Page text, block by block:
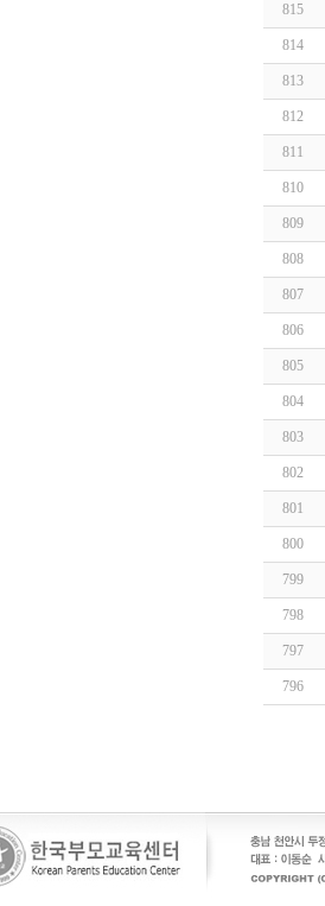
815
814
813
812
811
810
809
808
807
806
805
804
803
802
801
800
799
798
797
796